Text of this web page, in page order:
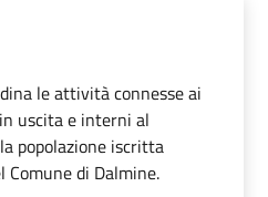
le attività connesse ai
uscita e interni al
popolazione iscritta
Comune di Dalmine.